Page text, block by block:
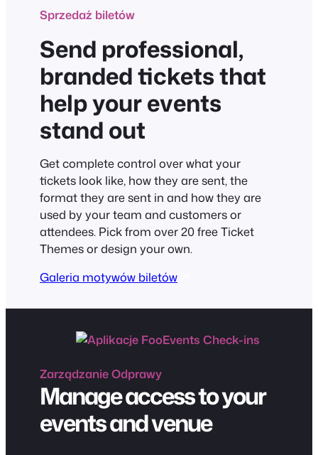
Sprzedaż biletów
Send professional,
branded tickets that
help your events
stand out
Get complete control over what your
tickets look like, how they are sent, the
format they are sent in and how they are
used by your team and customers or
attendees. Pick from over 20 free Ticket
Themes or design your own.
Galeria motywów biletów
ZarządzanieOdprawy
Manage access to your
events and venue